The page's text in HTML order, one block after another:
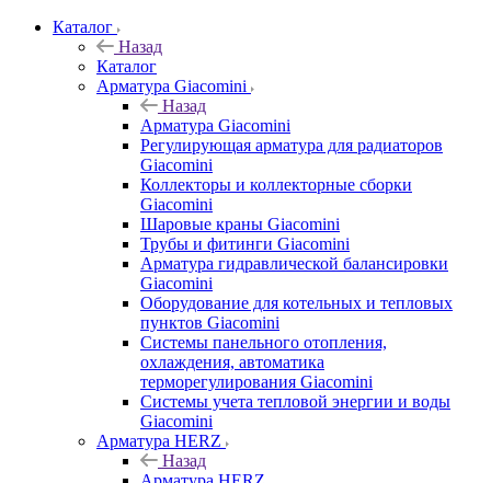
Каталог
Назад
Каталог
Арматура Giacomini
Назад
Арматура Giacomini
Регулирующая арматура для радиаторов
Giacomini
Коллекторы и коллекторные сборки
Giacomini
Шаровые краны Giacomini
Трубы и фитинги Giacomini
Арматура гидравлической балансировки
Giacomini
Оборудование для котельных и тепловых
пунктов Giacomini
Системы панельного отопления,
охлаждения, автоматика
терморегулирования Giacomini
Системы учета тепловой энергии и воды
Giacomini
Арматура HERZ
Назад